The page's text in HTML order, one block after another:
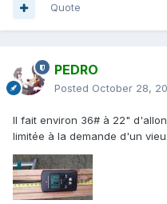
Quote
PEDRO
Posted October 28,
Il fait environ 36# à 22"
limitée à la demande d'un